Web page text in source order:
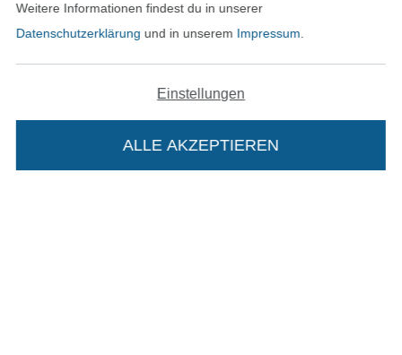
In deinen Warenkorb
Widerrufsrecht
Weitere Informationen findest du in unserer
Datenschutzerklärung und in unserem Impressum
Einstellungen
ALLE AKZEPTIEREN